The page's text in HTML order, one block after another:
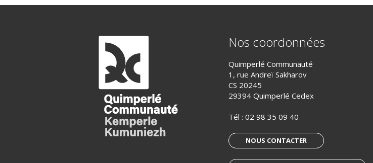
Nos coordonnées
Quimperlé Communauté
1, rue Andreï Sakharov
CS 20245
29394 Quimperlé Cedex
Tél : 02 98 35 09 40
NOUS CONTACTER